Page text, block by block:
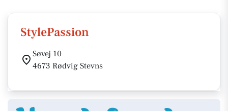
StylePassion
Søvej 10
4673 Rødvig Stevns